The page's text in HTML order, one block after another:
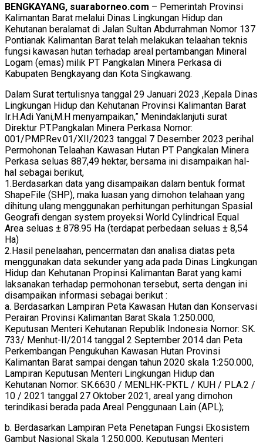
BENGKAYANG, suaraborneo.com – Pemerintah Provinsi
Kalimantan Barat melalui Dinas Lingkungan Hidup dan
Kehutanan beralamat di Jalan Sultan Abdurrahman Nomor 137
Pontianak Kalimantan Barat telah melakukan telaahan teknis
fungsi kawasan hutan terhadap areal pertambangan Mineral
Logam (emas) milik PT Pangkalan Minera Perkasa di
Kabupaten Bengkayang dan Kota Singkawang.
Dalam Surat tertulisnya tanggal 29 Januari 2023 ,Kepala Dinas
Lingkungan Hidup dan Kehutanan Provinsi Kalimantan Barat
Ir.H.Adi Yani,M.H menyampaikan,” Menindaklanjuti surat
Direktur PT.Pangkalan Minera Perkasa Nomor:
001/PMP.Rev.01/XII/2023 tanggal 7 Desember 2023 perihal
Permohonan Telaahan Kawasan Hutan PT Pangkalan Minera
Perkasa seluas 887,49 hektar, bersama ini disampaikan hal-
hal sebagai berikut,
1.Berdasarkan data yang disampaikan dalam bentuk format
ShapeFile (SHP), maka luasan yang dimohon telahaan yang
dihitung ulang menggunakan perhitungan perhitungan Spasial
Geografi dengan system proyeksi World Cylindrical Equal
Area seluas ± 878.95 Ha (terdapat perbedaan seluas ± 8,54
Ha)
2.Hasil penelaahan, pencermatan dan analisa diatas peta
menggunakan data sekunder yang ada pada Dinas Lingkungan
Hidup dan Kehutanan Propinsi Kalimantan Barat yang kami
laksanakan terhadap permohonan tersebut, serta dengan ini
disampaikan informasi sebagai berikut :
a. Berdasarkan Lampiran Peta Kawasan Hutan dan Konservasi
Perairan Provinsi Kalimantan Barat Skala 1:250.000,
Keputusan Menteri Kehutanan Republik Indonesia Nomor: SK.
733/ Menhut-II/2014 tanggal 2 September 2014 dan Peta
Perkembangan Pengukuhan Kawasan Hutan Provinsi
Kalimantan Barat sampai dengan tahun 2020 skala 1:250.000,
Lampiran Keputusan Menteri Lingkungan Hidup dan
Kehutanan Nomor: SK.6630 / MENLHK-PKTL / KUH / PLA.2 /
10 / 2021 tanggal 27 Oktober 2021, areal yang dimohon
terindikasi berada pada Areal Penggunaan Lain (APL);
b. Berdasarkan Lampiran Peta Penetapan Fungsi Ekosistem
Gambut Nasional Skala 1:250.000, Keputusan Menteri